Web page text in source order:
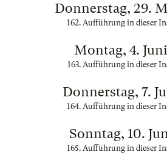
Donnerstag, 29.
162. Aufführung in dieser
Montag, 4.
163. Aufführung in dieser
Donnerstag, 7.
164. Aufführung in dieser
Sonntag, 10.
165. Aufführung in dieser